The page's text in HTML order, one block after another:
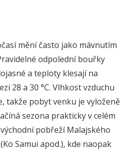
mění často jako mávnutím
odpolední bouřky
a teploty klesají na
28 a 30 °C. Vlhkost vzduchu
takže pobyt venku je vyloženě
sezona prakticky v celém
pobřeží Malajského
Samui apod.), kde naopak